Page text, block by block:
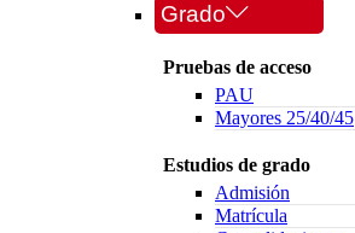
Grado
Pruebas de acceso
PAU
Mayores 25/40/45
Estudios de grado
Admisión
Matrícula